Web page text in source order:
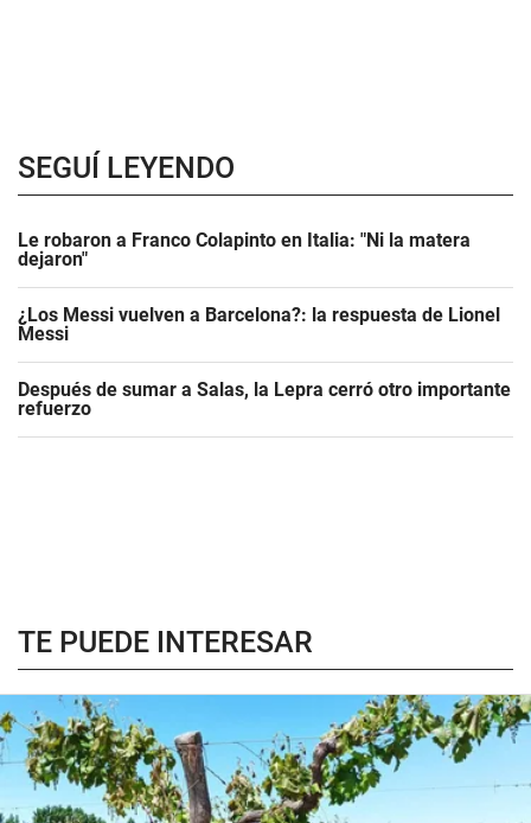
SEGUÍ LEYENDO
Le robaron a Franco Colapinto en Italia: "Ni la matera
dejaron"
¿Los Messi vuelven a Barcelona?: la respuesta de Lionel
Messi
Después de sumar a Salas, la Lepra cerró otro importante
refuerzo
TE PUEDE INTERESAR